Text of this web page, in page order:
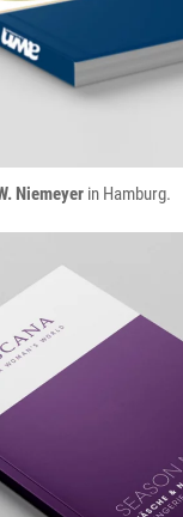
Niemeyer in Hamburg.